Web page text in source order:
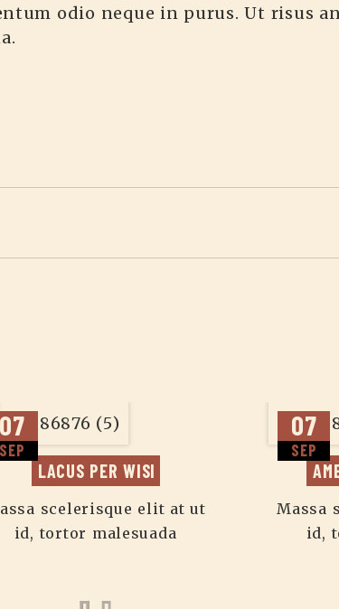
odio neque in purus. Ut risus
07
SEP
LACUS PER WISI
scelerisque elit at ut
id, tortor malesuada
07
SEP
Massa
id,